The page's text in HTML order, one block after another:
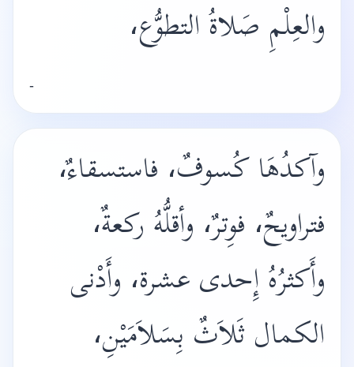
والعِلْمِ صَلاةُ التطوُّع،
-
وآكدُهَا كُسوفٌ، فاستسقاءٌ،
فتراويحٌ، فوِترٌ، وأقلُّهُ ركعةٌ،
وأَكثرُهُ إِحدى عشرة، وأَدْنى
الكمال ثَلاَثٌ بِسَلاَمَيْنِ،